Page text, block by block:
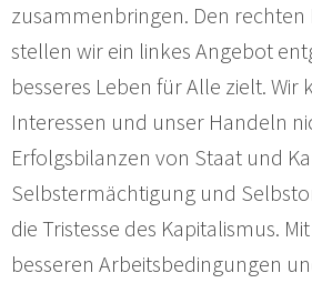
zusammenbringen. Den rechten
stellen wir ein linkes Angebot
besseres Leben für Alle zielt. Wir
Interessen und unser Handeln
Erfolgsbilanzen von Staat und
Selbstermächtigung und
die Tristesse des Kapitalismus.
besseren Arbeitsbedingungen